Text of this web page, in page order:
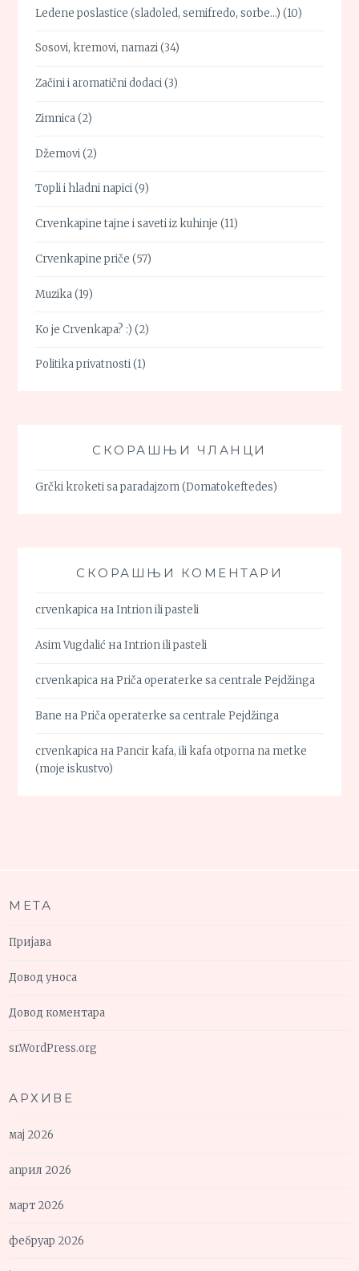
Ledene poslastice (sladoled, semifredo, sorbe…) (10)
Sosovi, kremovi, namazi(34)
Začini i aromatični dodaci(3)
Zimnica(2)
Džemovi(2)
Topli i hladni napici(9)
Crvenkapine tajne i saveti iz kuhinje (11)
Crvenkapine priče (57)
Muzika(19)
Ko je Crvenkapa? :) (2)
Politika privatnosti(1)
СКОРАШЊИ ЧЛАНЦИ
Grčki kroketi sa paradajzom (Domatokeftedes)
СКОРАШЊИ КОМЕНТАРИ
crvenkapica наIntrion ili pasteli
Asim Vugdalić наIntrion ili pasteli
crvenkapica наPriča operaterke sa centrale Pejdžinga
Bane наPriča operaterke sa centrale Pejdžinga
crvenkapica наPancir kafa, ili kafa otporna na metke
(moje iskustvo)
МЕТА
Пријава
Довод уноса
Довод коментара
sr.WordPress.org
АРХИВЕ
мај 2026
април 2026
март 2026
фебруар 2026